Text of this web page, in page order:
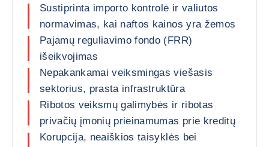
Sustiprinta importo kontrolė ir valiutos
normavimas, kai naftos kainos yra žemos
Pajamų reguliavimo fondo (FRR)
išeikvojimas
Nepakankamai veiksmingas viešasis
sektorius, prasta infrastruktūra
Ribotos veiksmų galimybės ir ribotas
privačių įmonių prieinamumas prie kreditų
Korupcija, neaiškios taisyklės bei